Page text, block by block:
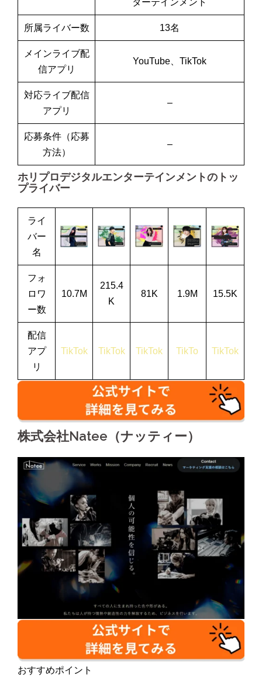
ターテインメント
所属ライバー数 13名
メインライブ配
信アプリ
YouTube、TikTok
対応ライブ配信
アプリ
–
応募条件（応募
方法）
–
ホリプロデジタルエンターテインメントのトッ
プライバー
ライ
バー
名
フォ
ロワ
ー数
10.7M
215.4
K
81K 1.9M 15.5K
配信
アプ
リ
TikTok TikTok TikTok TikTo TikTok
株式会社Natee（ナッティー）
おすすめポイント